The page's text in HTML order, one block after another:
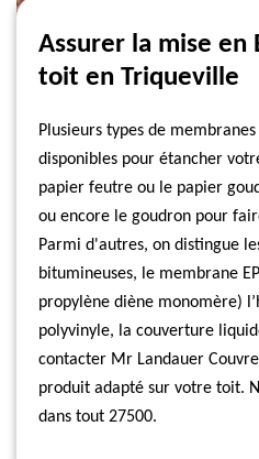
Assurer la mise en
toit en Triqueville
Plusieurs types de
disponibles pour étancher
papier feutre ou le papier
ou encore le goudron pour
Parmi d'autres, on distingue
bitumineuses, le membrane
propylène diène monomère)
polyvinyle, la couverture
contacter Mr Landauer
produit adapté sur votre toit.
dans tout 27500.